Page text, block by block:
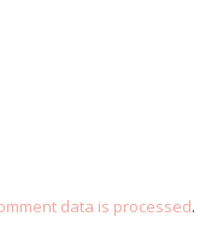
data is processed.